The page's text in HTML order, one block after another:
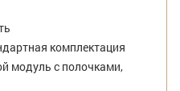
комплектация
модуль с полочками,